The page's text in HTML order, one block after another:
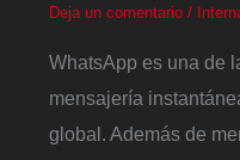
Deja un comentario /
WhatsApp es una de
mensajería
global. Además de